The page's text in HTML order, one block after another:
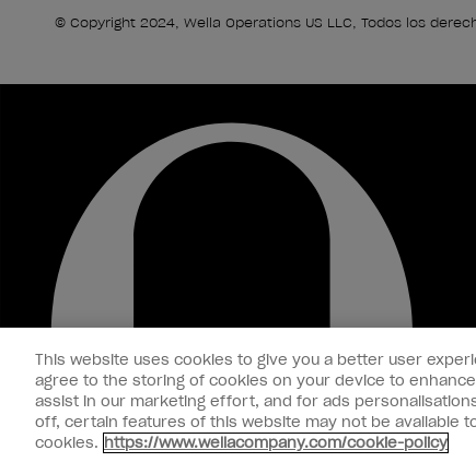
© Copyright 2024, Wella Operations US LLC, Todos los
This website uses cookies to give you a better user
agree to the storing of cookies on your device to
assist in our marketing effort, and for ads
off, certain features of this website may not be available
cookies. https://www.wellacompany.com/cookie-policy